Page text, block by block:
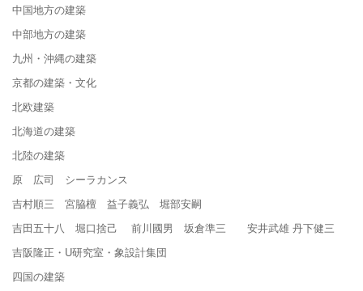
中国地方の建築
中部地方の建築
九州・沖縄の建築
京都の建築・文化
北欧建築
北海道の建築
北陸の建築
原 広司 シーラカンス
吉村順三 宮脇檀 益子義弘 堀部安嗣
吉田五十八 堀口捨己 前川國男 坂倉準三 安井武雄 丹下健三
吉阪隆正・U研究室・象設計集団
四国の建築